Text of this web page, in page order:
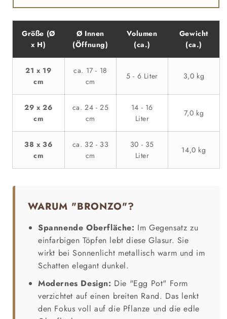
Größe (Ø
x H)
Ø Innen
(Öffnung)
Volumen
(ca.)
Gewicht
(ca.)
21 x 19
cm
ca. 17 - 18
cm
5 - 6 Liter 3,0 kg
29 x 26
cm
ca. 24 - 25
cm
14 - 16
Liter
7,0 kg
38 x 36
cm
ca. 32 - 33
cm
30 - 35
Liter
14,0 kg
WARUM "BRONZO"?
Spannende Oberfläche: Im Gegensatz zu
einfarbigen Töpfen lebt diese Glasur. Sie
wirkt bei Sonnenlicht metallisch warm und im
Schatten elegant dunkel.
Modernes Design: Die "Egg Pot" Form
verzichtet auf einen breiten Rand. Das lenkt
den Fokus voll auf die Pflanze und die edle